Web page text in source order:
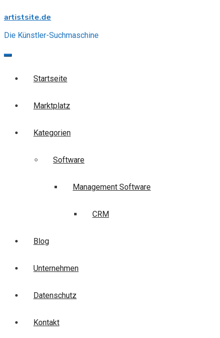
to
artistsite.de
Die Künstler-Suchmaschine
Startseite
Marktplatz
Kategorien
Software
Management Software
CRM
Blog
Unternehmen
Datenschutz
Kontakt